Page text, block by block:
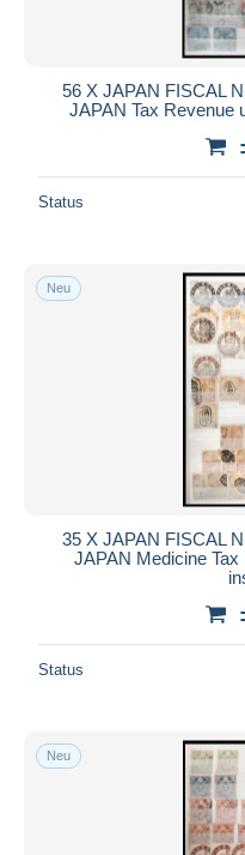
56 X JAPAN FISCAL
JAPAN Tax Revenue
Status
Neu
35 X JAPAN FISCAL
JAPAN Medicine
Status
Neu